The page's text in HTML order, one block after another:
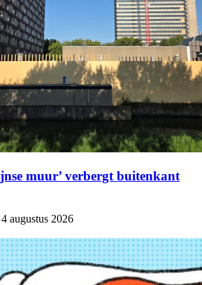
muur’ verbergt buitenkant
4 augustus 2026